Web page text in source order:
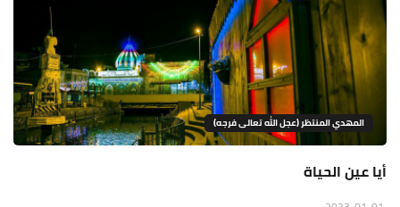
المهدي المنتظر (عجل الله تعالى فرجه)
أيا عين الحياة